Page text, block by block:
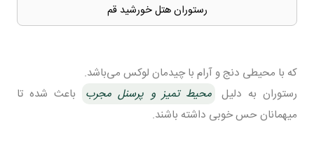
رستوران هتل خورشید قم
که با محیطی دنج و آرام با چیدمان لوکس می‌باشد.
رستوران به دلیل محیط تمیز و پرسنل مجرب
باعث شده تا
میهمانان حس خوبی داشته باشند.